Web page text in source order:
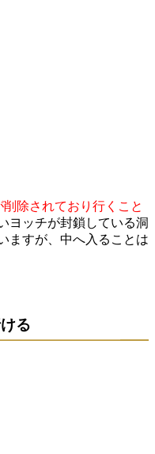
除されており行くこと
ヨッチが封鎖している洞
ますが、中へ入ることは
る